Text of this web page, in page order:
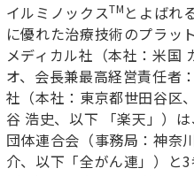
イルミノックスTM とよばれ
に優れた治療技術のプラッ
メディカル社（本社：米国
オ、会長兼最高経営責任者
社（本社：東京都世田谷区
谷 浩史、以下 「楽天」）
団体連合会（事務局：神奈
介、以下「全がん連」）と